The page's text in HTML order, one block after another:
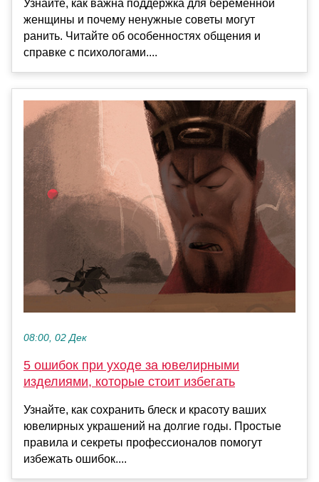
Узнайте, как важна поддержка для беременной
женщины и почему ненужные советы могут
ранить. Читайте об особенностях общения и
справке с психологами....
08:00, 02 Дек
5 ошибок при уходе за ювелирными
изделиями, которые стоит избегать
Узнайте, как сохранить блеск и красоту ваших
ювелирных украшений на долгие годы. Простые
правила и секреты профессионалов помогут
избежать ошибок....